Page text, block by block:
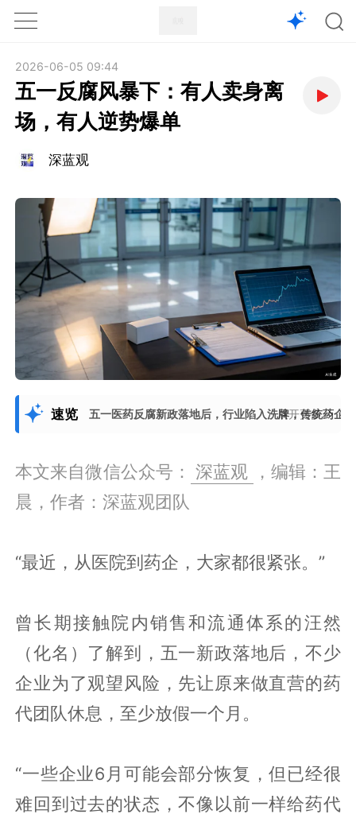
1X
2026-06-05 09:44
五一反腐风暴下：有人卖身离
场，有人逆势爆单
深蓝观
速览 五一医药反腐新政落地后，行业陷入洗牌，传统药企
展开更多
本文来自微信公众号： 深蓝观
，编辑：王
晨，作者：深蓝观团队
“最近，从医院到药企，大家都很紧张。”
曾长期接触院内销售和流通体系的汪然
（化名）了解到，五一新政落地后，不少
企业为了观望风险，先让原来做直营的药
代团队休息，至少放假一个月。
“一些企业6月可能会部分恢复，但已经很
难回到过去的状态，不像以前一样给药代